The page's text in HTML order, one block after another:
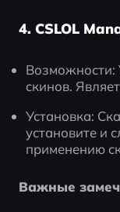
4. CSLOL
Возможности:
скинов.
Установка:
установите и
применению
Важные